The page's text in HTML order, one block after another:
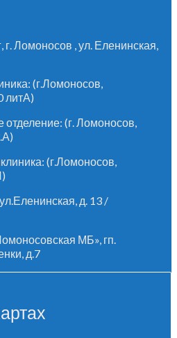
Ломоносов , ул. Еленинская,
(г.Ломоносов,
литА)
отделение: (г. Ломоносов,
(г.Ломоносов,
д. 13 /
МБ», гп.
д.7